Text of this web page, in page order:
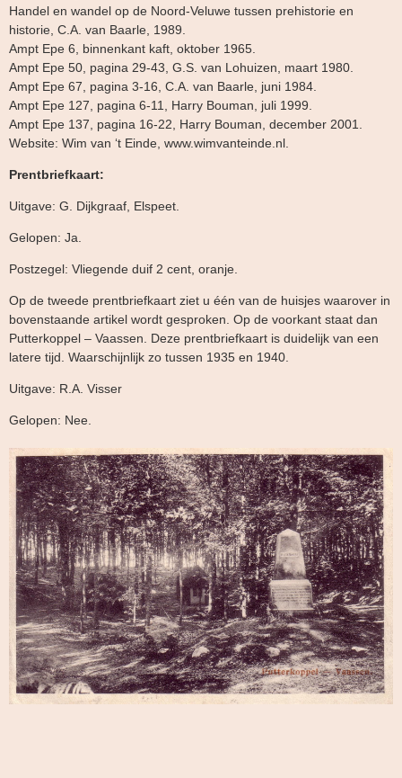
Handel en wandel op de Noord-Veluwe tussen prehistorie en
historie, C.A. van Baarle, 1989.
Ampt Epe 6, binnenkant kaft, oktober 1965.
Ampt Epe 50, pagina 29-43, G.S. van Lohuizen, maart 1980.
Ampt Epe 67, pagina 3-16, C.A. van Baarle, juni 1984.
Ampt Epe 127, pagina 6-11, Harry Bouman, juli 1999.
Ampt Epe 137, pagina 16-22, Harry Bouman, december 2001.
Website: Wim van ‘t Einde, www.wimvanteinde.nl.
Prentbriefkaart:
Uitgave: G. Dijkgraaf, Elspeet.
Gelopen: Ja.
Postzegel: Vliegende duif 2 cent, oranje.
Op de tweede prentbriefkaart ziet u één van de huisjes waarover in
bovenstaande artikel wordt gesproken. Op de voorkant staat dan
Putterkoppel – Vaassen. Deze prentbriefkaart is duidelijk van een
latere tijd. Waarschijnlijk zo tussen 1935 en 1940.
Uitgave: R.A. Visser
Gelopen: Nee.